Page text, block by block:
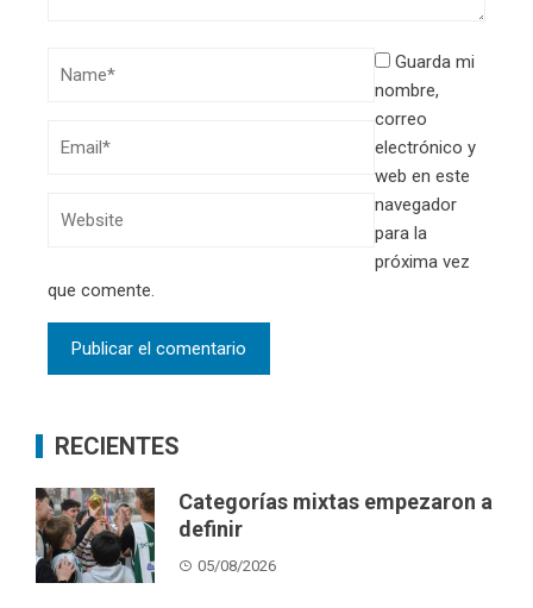
Guarda mi
nombre,
correo
electrónico y
web en este
navegador
para la
próxima vez
que comente.
RECIENTES
Categorías mixtas empezaron a
definir
05/08/2026